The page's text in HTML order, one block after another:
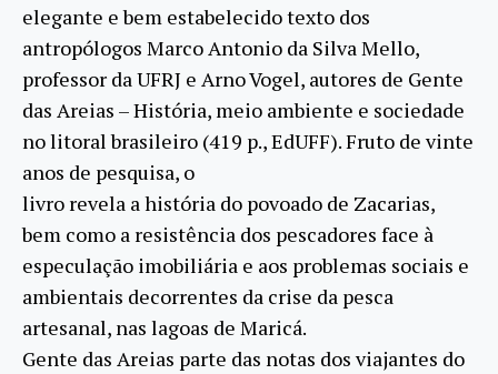
elegante e bem estabelecido texto dos
antropólogos Marco Antonio da Silva Mello,
professor da UFRJ e Arno Vogel, autores de Gente
das Areias – História, meio ambiente e sociedade
no litoral brasileiro (419 p., EdUFF). Fruto de vinte
anos de pesquisa, o
livro revela a história do povoado de Zacarias,
bem como a resistência dos pescadores face à
especulação imobiliária e aos problemas sociais e
ambientais decorrentes da crise da pesca
artesanal, nas lagoas de Maricá.
Gente das Areias parte das notas dos viajantes do